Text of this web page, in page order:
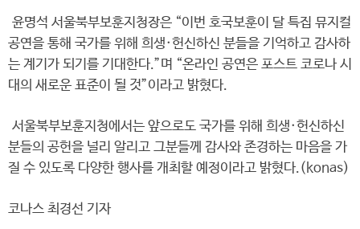
윤명석 서울북부보훈지청장은 “이번 호국보훈이 달 특집 뮤지컬
공연을 통해 국가를 위해 희생·헌신하신 분들을 기억하고 감사하
는 계기가 되기를 기대한다.”며 “온라인 공연은 포스트 코로나 시
대의 새로운 표준이 될 것”이라고 밝혔다.
서울북부보훈지청에서는 앞으로도 국가를 위해 희생·헌신하신
분들의 공헌을 널리 알리고 그분들께 감사와 존경하는 마음을 가
질 수 있도록 다양한 행사를 개최할 예정이라고 밝혔다.(konas)
코나스 최경선 기자